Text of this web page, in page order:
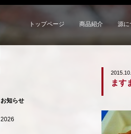
トップページ 商品紹介 源に
ます
お知らせ
2026